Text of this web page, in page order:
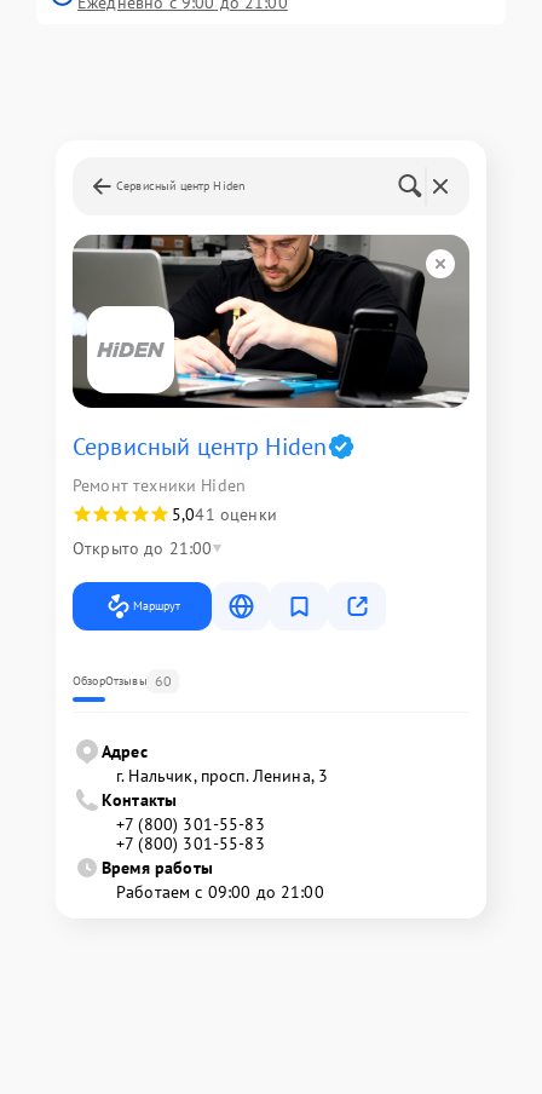
Сервисный центр Hiden
Сервисный центр Hiden
Ремонт техники Hiden
5,041 оценки
Открыто до 21:00
Маршрут
ОбзорОтзывы 60
Адрес
г. Нальчик, просп. Ленина, 3
Контакты
+7 (800) 301-55-83
+7 (800) 301-55-83
Время работы
Работаем с 09:00 до 21:00